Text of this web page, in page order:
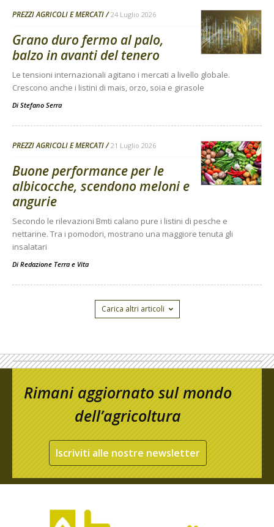
PREZZI AGRICOLI E MERCATI 24 Luglio 2026
Grano duro fermo al palo,
balzo in avanti del tenero
Le tensioni internazionali agitano i mercati a livello globale.
Crescono anche i listini di mais, orzo, soia e girasole
Di Stefano Serra
PREZZI AGRICOLI E MERCATI 21 Luglio 2026
Buone performance per le
albicocche, scendono meloni e
angurie
Secondo le rilevazioni Bmti calano pure i listini di pesche e
nettarine. Tra i pomodori, mostrano una maggiore tenuta gli
insalatari
Di Redazione Terra e Vita
Carica altri articoli
Rimani aggiornato sul mondo
dell’agricoltura
Iscriviti alle nostre newsletter